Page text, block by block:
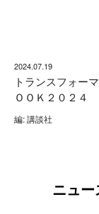
2024.07.19
トランスフォー
ＯＯＫ２０２４
編: 講談社
ニュ